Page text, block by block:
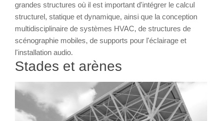
grandes structures où il est important d'intégrer le calcul
structurel, statique et dynamique, ainsi que la conception
multidisciplinaire de systèmes HVAC, de structures de
scénographie mobiles, de supports pour l'éclairage et
l'installation audio.
Stades et arènes